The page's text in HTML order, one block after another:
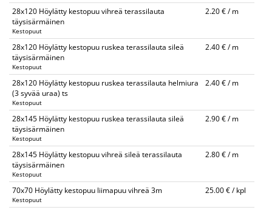
28x120 Höylätty kestopuu vihreä terassilauta
täysisärmäinen
Kestopuut
2.20 € / m
28x120 Höylätty kestopuu ruskea terassilauta sileä
täysisärmäinen
Kestopuut
2.40 € / m
28x120 Höylätty kestopuu ruskea terassilauta helmiura
(3 syvää uraa) ts
Kestopuut
2.40 € / m
28x145 Höylätty kestopuu ruskea terassilauta sileä
täysisärmäinen
Kestopuut
2.90 € / m
28x145 Höylätty kestopuu vihreä sileä terassilauta
täysisärmäinen
Kestopuut
2.80 € / m
70x70 Höylätty kestopuu liimapuu vihreä 3m
Kestopuut
25.00 € / kpl